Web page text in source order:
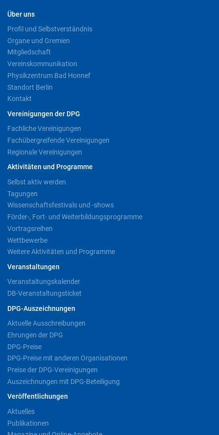
Über uns
Profil und Selbstverständnis
Organe und Gremien
Mitgliedschaft
Vereinskommunikation
Physikzentrum Bad Honnef
Standort Berlin
Kontakt
Vereinigungen der DPG
Fachliche Vereinigungen
Fachübergreifende Vereinigungen
Regionale Vereinigungen
Aktivitäten und Programme
Selbst aktiv werden
Tagungen
Wissenschaftsfestivals und -shows
Förder-, Fort- und Weiterbildungsprogramme
Vortragsreihen
Wettbewerbe
Weitere Aktivitäten und Programme
Veranstaltungen
Veranstaltungskalender
DB-Veranstaltungsticket
DPG-Auszeichnungen
Aktuelle Ausschreibungen
Ehrungen der DPG
DPG-Preise
DPG-Preise mit anderen Organisationen
Preise der DPG-Vereinigungen
Auszeichnungen mit DPG-Beteiligung
Veröffentlichungen
Aktuelles
Publikationen